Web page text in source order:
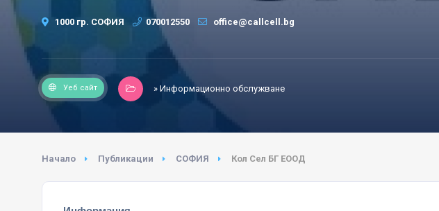
1000 гр. СОФИЯ 070012550 office@callcell.bg
Уеб сайт
» Информационно обслужване
Начало Публикации СОФИЯ Кол Сел БГ ЕООД